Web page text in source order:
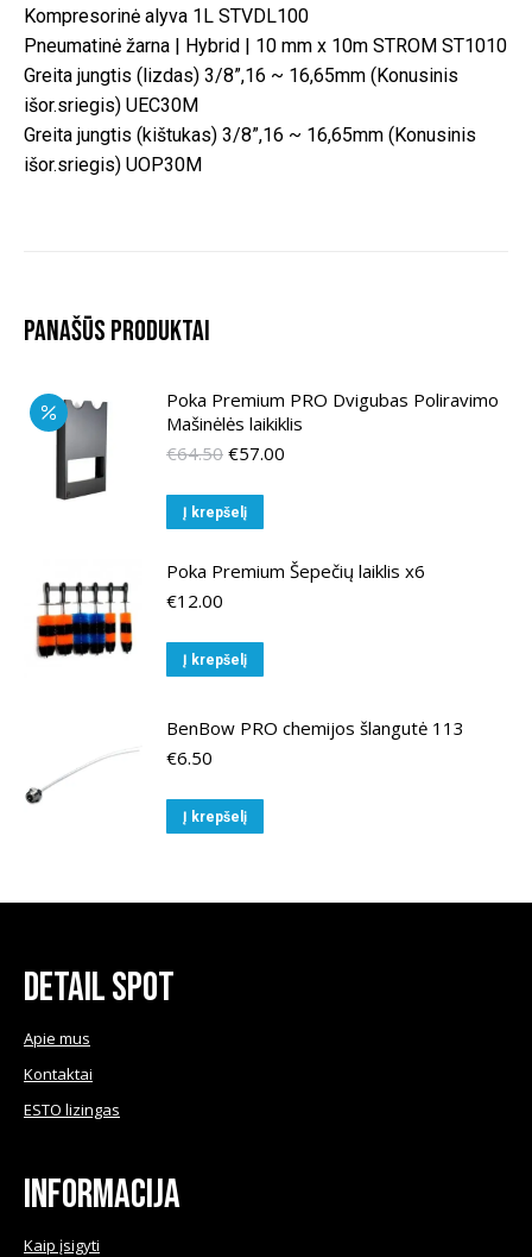
Kompresorinė alyva 1L STVDL100
Pneumatinė žarna | Hybrid | 10 mm x 10m STROM ST1010
Greita jungtis (lizdas) 3/8”,16 ~ 16,65mm (Konusinis
išor.sriegis) UEC30M
Greita jungtis (kištukas) 3/8”,16 ~ 16,65mm (Konusinis
išor.sriegis) UOP30M
Panašūs produktai
Poka Premium PRO Dvigubas Poliravimo
Mašinėlės laikiklis
€64.50 Original
was:
€64.50.
€57.00
Į krepšelį
Poka Premium Šepečių laiklis x6
€12.00
Į krepšelį
BenBow PRO chemijos šlangutė 113
€6.50
Į krepšelį
Detail Spot
Apie mus
Kontaktai
ESTO lizingas
Informacija
Kaip įsigyti